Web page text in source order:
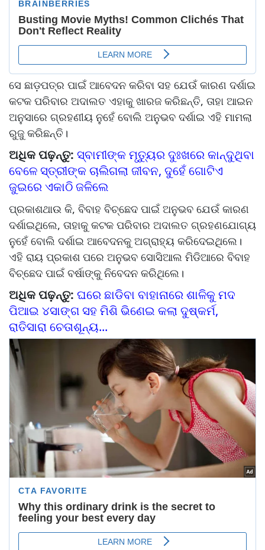
ସେ ଛାଡ଼ପତ୍ର ପାଇଁ ଆବେଦନ କରିବା ସହ ଯେଉଁ କାରଣ ଦର୍ଶାଇ
କଟକ ପରିବାର ଅଦାଲତ ଏହାକୁ ଖାରଜ କରିଛନ୍ତି, ତାହା ଆଇନ
ଅନୁସାରେ ଗ୍ରହଣୀୟ ନୁହେଁ ବୋଲି ଅନୁଭବ ଦର୍ଶାଇ ଏହି ମାମଲା
ରୁଜୁ କରିଛନ୍ତି।
ଅଧିକ ପଢ଼ନ୍ତୁ: ସ୍ବାମୀଙ୍କ ମୃତ୍ୟୁର ଦୁଃଖରେ କାନ୍ଦୁଥିବା
ବେଳେ ସ୍ତ୍ରୀଙ୍କ ଚାଲିଗଲା ଜୀବନ, ଦୁହେଁ ଗୋଟିଏ
ଜୁଇରେ ଏକାଠି ଜଳିଲେ
ପ୍ରକାଶଥାଉ କି, ବିବାହ ବିଚ୍ଛେଦ ପାଇଁ ଅନୁଭବ ଯେଉଁ କାରଣ
ଦର୍ଶାଇଥିଲେ, ତାହାକୁ କଟକ ପରିବାର ଅଦାଲତ ଗ୍ରହଣଯୋଗ୍ୟ
ନୁହେଁ ବୋଲି ଦର୍ଶାଇ ଆବେଦନକୁ ଅଗ୍ରାହ୍ୟ କରିଦେଇଥିଲେ।
ଏହି ରାୟ ପ୍ରକାଶ ପରେ ଅନୁଭବ ସୋସିଆଲ ମିଡିଆରେ ବିବାହ
ବିଚ୍ଛେଦ ପାଇଁ ବର୍ଷାଙ୍କୁ ନିବେଦନ କରିଥିଲେ।
ଅଧିକ ପଢ଼ନ୍ତୁ: ଘରେ ଛାଡିବା ବାହାନାରେ ଶାଳିକୁ ମଦ
ପିଆଇ ୪ସାଙ୍ଗ ସହ ମିଶି ଭିଣେଇ କଲା ଦୁଷ୍କର୍ମ,
ରାତିସାରା ଚେତାଶୂନ୍ୟ...